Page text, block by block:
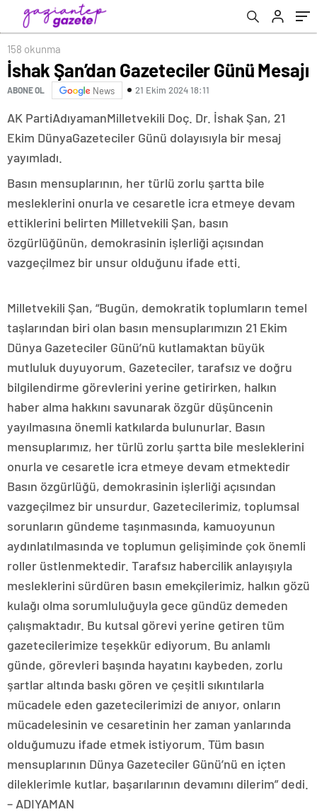
158 okunma
İshak Şan’dan Gazeteciler Günü Mesajı
ABONE OL News 21 Ekim 2024 18:11
AK PartiAdıyamanMilletvekili Doç. Dr. İshak Şan, 21
Ekim DünyaGazeteciler Günü dolayısıyla bir mesaj
yayımladı.
Basın mensuplarının, her türlü zorlu şartta bile
mesleklerini onurla ve cesaretle icra etmeye devam
ettiklerini belirten Milletvekili Şan, basın
özgürlüğünün, demokrasinin işlerliği açısından
vazgeçilmez bir unsur olduğunu ifade etti.
Milletvekili Şan, “Bugün, demokratik toplumların temel
taşlarından biri olan basın mensuplarımızın 21 Ekim
Dünya Gazeteciler Günü’nü kutlamaktan büyük
mutluluk duyuyorum. Gazeteciler, tarafsız ve doğru
bilgilendirme görevlerini yerine getirirken, halkın
haber alma hakkını savunarak özgür düşüncenin
yayılmasına önemli katkılarda bulunurlar. Basın
mensuplarımız, her türlü zorlu şartta bile mesleklerini
onurla ve cesaretle icra etmeye devam etmektedir
Basın özgürlüğü, demokrasinin işlerliği açısından
vazgeçilmez bir unsurdur. Gazetecilerimiz, toplumsal
sorunların gündeme taşınmasında, kamuoyunun
aydınlatılmasında ve toplumun gelişiminde çok önemli
roller üstlenmektedir. Tarafsız habercilik anlayışıyla
mesleklerini sürdüren basın emekçilerimiz, halkın gözü
kulağı olma sorumluluğuyla gece gündüz demeden
çalışmaktadır. Bu kutsal görevi yerine getiren tüm
gazetecilerimize teşekkür ediyorum. Bu anlamlı
günde, görevleri başında hayatını kaybeden, zorlu
şartlar altında baskı gören ve çeşitli sıkıntılarla
mücadele eden gazetecilerimizi de anıyor, onların
mücadelesinin ve cesaretinin her zaman yanlarında
olduğumuzu ifade etmek istiyorum. Tüm basın
mensuplarının Dünya Gazeteciler Günü’nü en içten
dileklerimle kutlar, başarılarının devamını dilerim” dedi.
– ADIYAMAN